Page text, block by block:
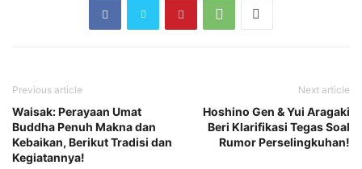
Previous article
Waisak: Perayaan Umat
Buddha Penuh Makna dan
Kebaikan, Berikut Tradisi dan
Kegiatannya!
Next article
Hoshino Gen & Yui Aragaki
Beri Klarifikasi Tegas Soal
Rumor Perselingkuhan!